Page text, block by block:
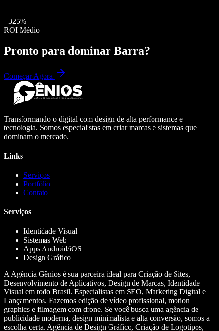
+325%
ROI Médio
Pronto para dominar Barra?
Começar Agora
Transformando o digital com design de alta performance e
tecnologia. Somos especialistas em criar marcas e sistemas que
dominam o mercado.
Links
Serviços
Portfólio
Contato
Serviços
Identidade Visual
Sistemas Web
Apps Android/iOS
Design Gráfico
A Agência Gênios é sua parceira ideal para Criação de Sites,
Desenvolvimento de Aplicativos, Design de Marcas, Identidade
Visual em todo Brasil. Especialistas em SEO, Marketing Digital e
Lançamentos. Fazemos edição de vídeo profissional, motion
graphics e filmagem com drone. Se você busca uma agência de
publicidade moderna, design minimalista e alta conversão, somos a
escolha certa. Agência de Design Gráfico, Criação de Logotipos,